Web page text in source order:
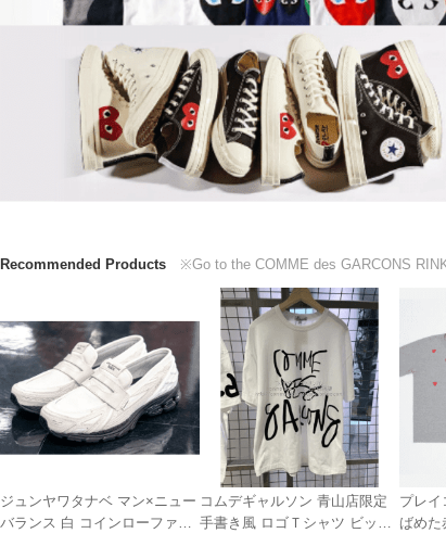
Recommended Products ※Go to the COMME des GARCONS
ジュンヤワタナベ マン×ニュー
バランス 白 コインローファー
コムデギャルソン 青山店限定
手書き風 ロゴＴシャツ ビッグ
プレイ
ばめた